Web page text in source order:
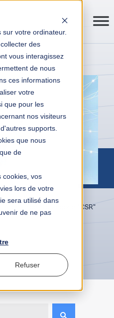
votre ordinateur.
des
vous interagissez
de nous
ces informations
votre
que pour les
nos visiteurs
supports.
que nous
de
cookies, vos
lors de votre
sera utilisé dans
de ne pas
Refuser
Archive de la catégorie "CSR"